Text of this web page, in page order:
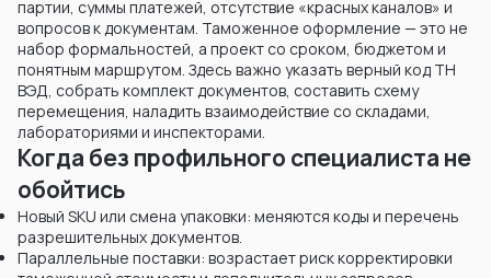
Казахстаном.
партии, суммы платежей, отсутствие «красных каналов» и
вопросов к документам. Таможенное оформление — это не
набор формальностей, а проект со сроком, бюджетом и
понятным маршрутом. Здесь важно указать верный код ТН
ВЭД, собрать комплект документов, составить схему
перемещения, наладить взаимодействие со складами,
лабораториями и инспекторами.
Когда без профильного специалиста не
обойтись
Новый SKU или смена упаковки: меняются коды и перечень
разрешительных документов.
Параллельные поставки: возрастает риск корректировки